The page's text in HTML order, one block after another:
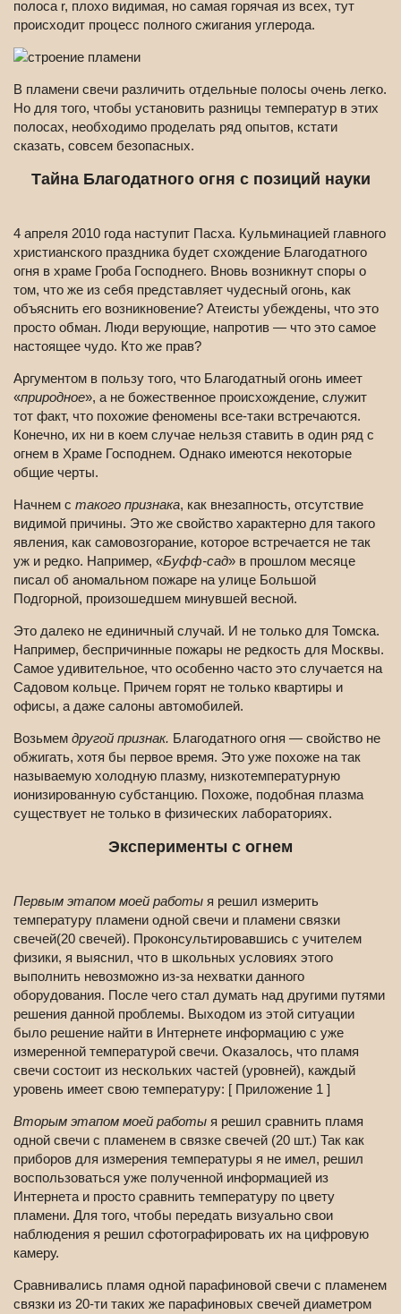
полоса r, плохо видимая, но самая горячая из всех, тут
происходит процесс полного сжигания углерода.
В пламени свечи различить отдельные полосы очень легко.
Но для того, чтобы установить разницы температур в этих
полосах, необходимо проделать ряд опытов, кстати
сказать, совсем безопасных.
Тайна Благодатного огня с позиций науки
4 апреля 2010 года наступит Пасха. Кульминацией главного
христианского праздника будет схождение Благодатного
огня в храме Гроба Господнего. Вновь возникнут споры о
том, что же из себя представляет чудесный огонь, как
объяснить его возникновение? Атеисты убеждены, что это
просто обман. Люди верующие, напротив — что это самое
настоящее чудо. Кто же прав?
Аргументом в пользу того, что Благодатный огонь имеет
«природное», а не божественное происхождение, служит
тот факт, что похожие феномены все-таки встречаются.
Конечно, их ни в коем случае нельзя ставить в один ряд с
огнем в Храме Господнем. Однако имеются некоторые
общие черты.
Начнем с такого признака, как внезапность, отсутствие
видимой причины. Это же свойство характерно для такого
явления, как самовозгорание, которое встречается не так
уж и редко. Например, «Буфф-сад» в прошлом месяце
писал об аномальном пожаре на улице Большой
Подгорной, произошедшем минувшей весной.
Это далеко не единичный случай. И не только для Томска.
Например, беспричинные пожары не редкость для Москвы.
Самое удивительное, что особенно часто это случается на
Садовом кольце. Причем горят не только квартиры и
офисы, а даже салоны автомобилей.
Возьмем другой признак. Благодатного огня — свойство не
обжигать, хотя бы первое время. Это уже похоже на так
называемую холодную плазму, низкотемпературную
ионизированную субстанцию. Похоже, подобная плазма
существует не только в физических лабораториях.
Эксперименты с огнем
Первым этапом моей работы я решил измерить
температуру пламени одной свечи и пламени связки
свечей(20 свечей). Проконсультировавшись с учителем
физики, я выяснил, что в школьных условиях этого
выполнить невозможно из-за нехватки данного
оборудования. После чего стал думать над другими путями
решения данной проблемы. Выходом из этой ситуации
было решение найти в Интернете информацию с уже
измеренной температурой свечи. Оказалось, что пламя
свечи состоит из нескольких частей (уровней), каждый
уровень имеет свою температуру: [ Приложение 1 ]
Вторым этапом моей работы я решил сравнить пламя
одной свечи с пламенем в связке свечей (20 шт.) Так как
приборов для измерения температуры я не имел, решил
воспользоваться уже полученной информацией из
Интернета и просто сравнить температуру по цвету
пламени. Для того, чтобы передать визуально свои
наблюдения я решил сфотографировать их на цифровую
камеру.
Сравнивались пламя одной парафиновой свечи с пламенем
связки из 20-ти таких же парафиновых свечей диаметром